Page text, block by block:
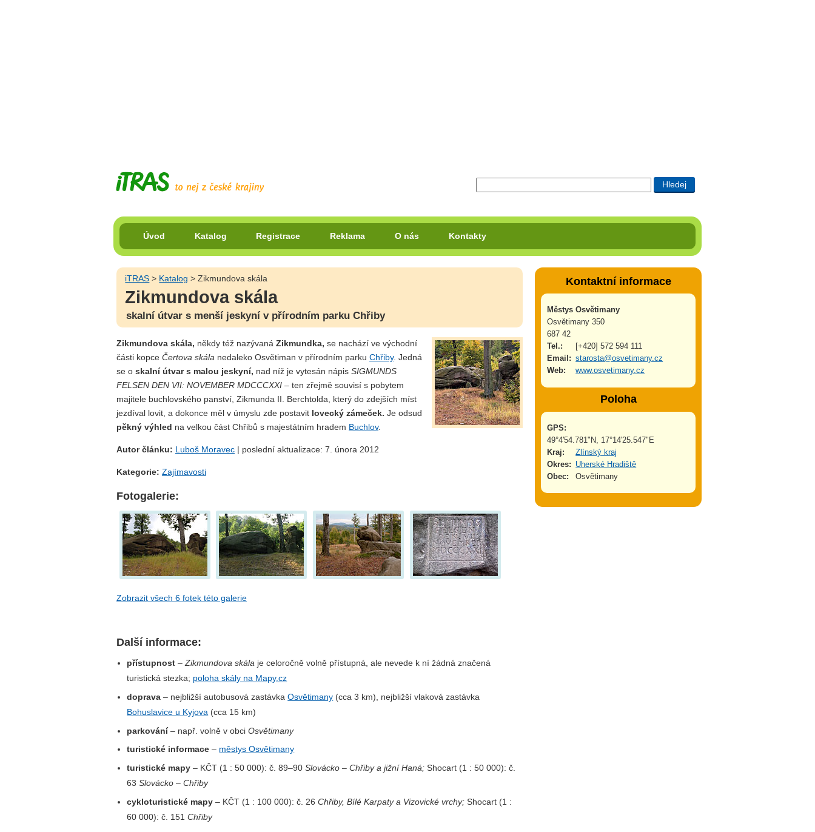
Úvod Katalog Registrace Reklama O nás Kontakty
iTRAS > Katalog > Zikmundova skála
Zikmundova skála
skalní útvar s menší jeskyní v přírodním parku Chřiby
Zikmundova skála, někdy též nazývaná Zikmundka, se nachází ve východní
části kopce Čertova skála nedaleko Osvětiman v přírodním parku Chřiby. Jedná
se o skalní útvar s malou jeskyní, nad níž je vytesán nápis SIGMUNDS
FELSEN DEN VII: NOVEMBER MDCCCXXI – ten zřejmě souvisí s pobytem
majitele buchlovského panství, Zikmunda II. Berchtolda, který do zdejších míst
jezdíval lovit, a dokonce měl v úmyslu zde postavit lovecký zámeček. Je odsud
pěkný výhled na velkou část Chřibů s majestátním hradem Buchlov.
Autor článku: Luboš Moravec | poslední aktualizace: 7. února 2012
Kategorie: Zajímavosti
Fotogalerie:
Zobrazit všech 6 fotek této galerie
Další informace:
přístupnost –Zikmundova skála je celoročně volně přístupná, ale nevede k ní žádná značená
turistická stezka; poloha skály na Mapy.cz
doprava – nejbližší autobusová zastávkaOsvětimany (cca 3 km), nejbližší vlaková zastávka
Bohuslavice u Kyjova (cca 15 km)
parkování– např. volně v obciOsvětimany
turistické informace – městys Osvětimany
turistické mapy – KČT (1 : 50 000): č. 89–90Slovácko – Chřiby a jižní Haná; Shocart (1 : 50 000): č.
63Slovácko – Chřiby
cykloturistické mapy – KČT (1 : 100 000): č. 26Chřiby, Bílé Karpaty a Vizovické vrchy; Shocart (1 :
60 000): č. 151Chřiby
Kontaktní informace
Městys Osvětimany
Osvětimany 350
687 42
Tel.:
[+420] 572 594 111
Email: starosta@osvetimany.cz
Web:
www.osvetimany.cz
Poloha
GPS:
49°4'54.781"N, 17°14'25.547"E
Kraj:
Zlínský kraj
Okres: Uherské Hradiště
Obec:
Osvětimany